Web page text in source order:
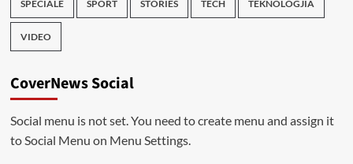
SPECIALE SPORT STORIES TECH TEKNOLOGJIA
VIDEO
CoverNews Social
Social menu is not set. You need to create menu and assign it
to Social Menu on Menu Settings.